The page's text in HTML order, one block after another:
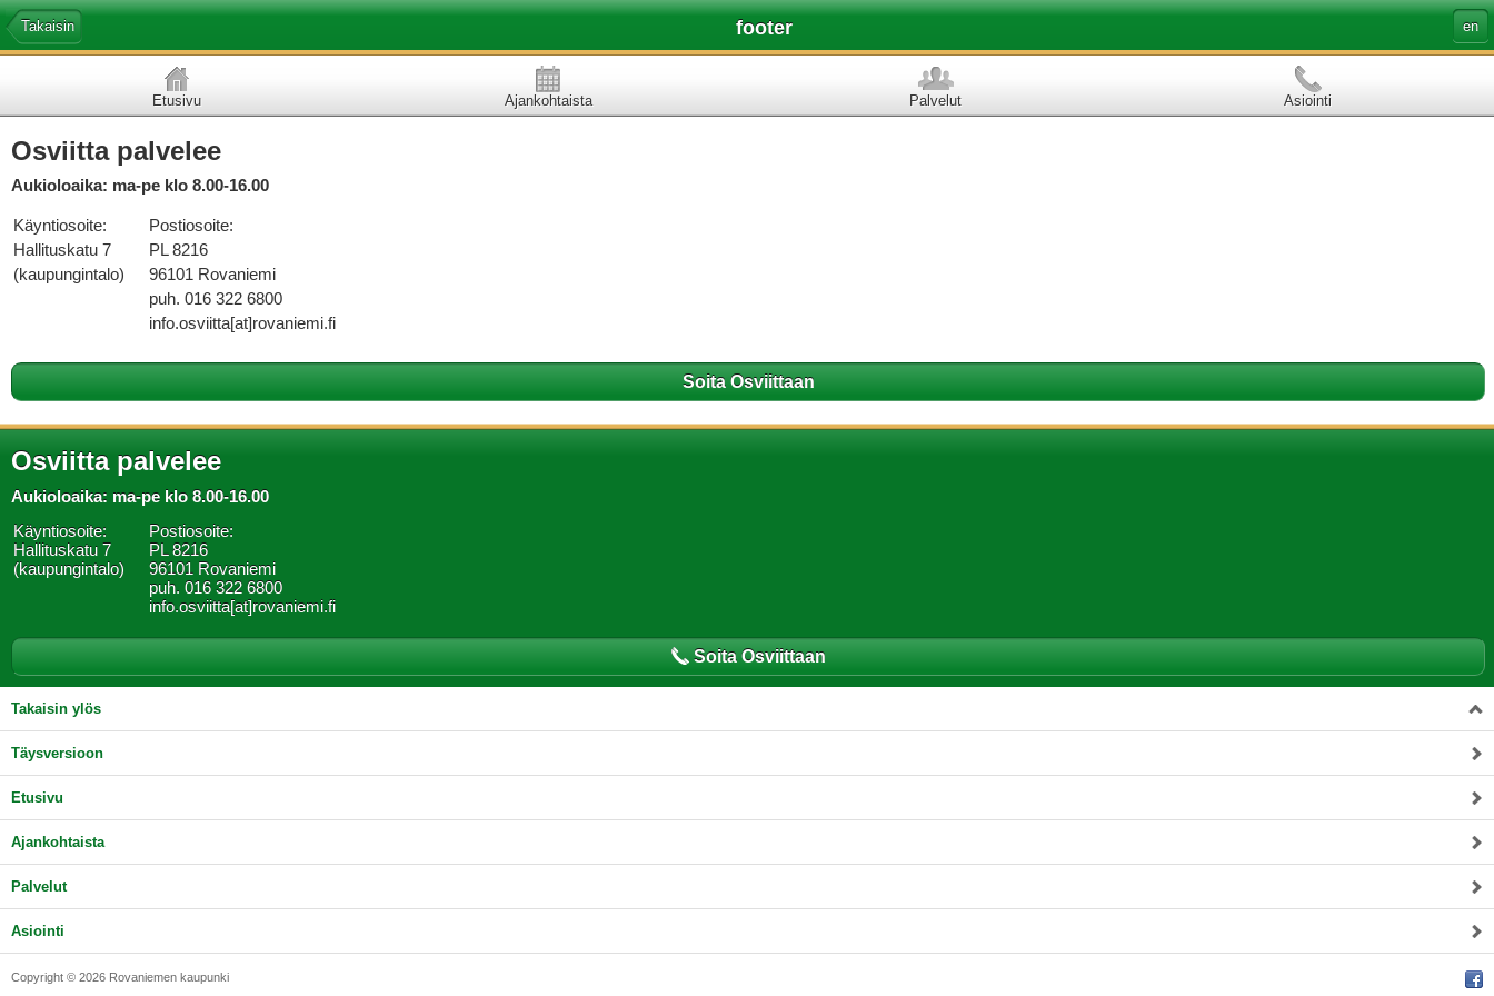
Takaisin footer en
Etusivu Ajankohtaista Palvelut Asiointi
Osviitta palvelee
Aukioloaika: ma-pe klo 8.00-16.00
Käyntiosoite:
Hallituskatu 7
(kaupungintalo)
Postiosoite:
PL 8216
96101 Rovaniemi
puh. 016 322 6800
info.osviitta[at]rovaniemi.fi
Soita Osviittaan
Osviitta palvelee
Aukioloaika: ma-pe klo 8.00-16.00
Käyntiosoite:
Hallituskatu 7
(kaupungintalo)
Postiosoite:
PL 8216
96101 Rovaniemi
puh. 016 322 6800
info.osviitta[at]rovaniemi.fi
Soita Osviittaan
Takaisin ylös
Täysversioon
Etusivu
Ajankohtaista
Palvelut
Asiointi
Copyright © 2026 Rovaniemen kaupunki